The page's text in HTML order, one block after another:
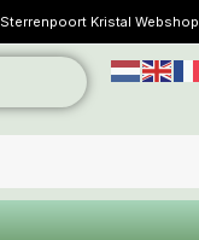
Sterrenpoort Kristal Webshop